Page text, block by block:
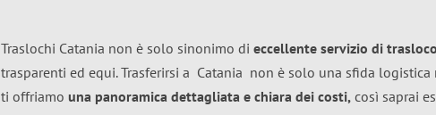
Traslochi Catania non è solo sinonimo di eccellente servizio di trasloco
trasparenti ed equi. Trasferirsi a Catania non è solo una sfida logistica
ti offriamo una panoramica dettagliata e chiara dei costi, così saprai